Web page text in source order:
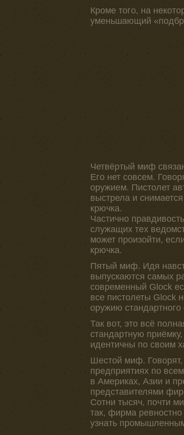
Кроме того, на
уменьшающий
Четвёртый миф
Его нет совсем.
оружием. Пистолет
выстрела и
крючка.
Частично
служащих тех
может произойти,
крючка.
Пятый миф. Идя
выпускаются самых
современный Glock
все пистолеты Glock
оружию
Так вот, это всё
стандартную
идентичны по своим
Шестой миф. Говорят,
предприятиях по
в Америках, Азии и
представителями
Сотни тысяч, почти
так, фирма ревностно
узнать